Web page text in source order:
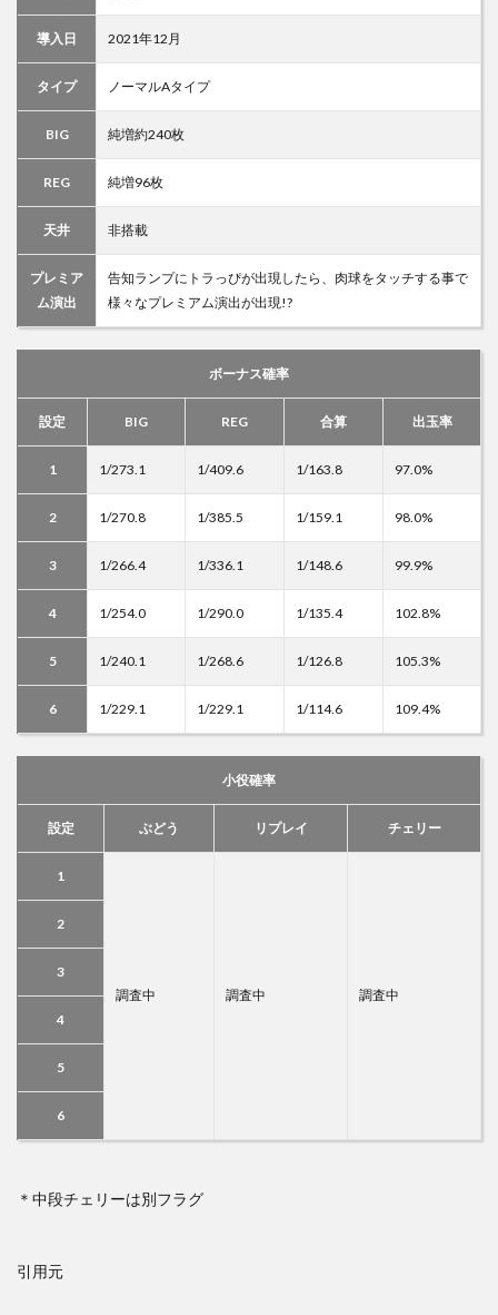
導入日 2021年12月
タイプ ノーマルAタイプ
BIG 純増約240枚
REG 純増96枚
天井 非搭載
プレミア
ム演出
告知ランプにトラっぴが出現したら、肉球をタッチする事で
様々なプレミアム演出が出現!?
ボーナス確率
設定 BIG REG 合算 出玉率
1 1/273.1 1/409.6 1/163.8 97.0%
2 1/270.8 1/385.5 1/159.1 98.0%
3 1/266.4 1/336.1 1/148.6 99.9%
4 1/254.0 1/290.0 1/135.4 102.8%
5 1/240.1 1/268.6 1/126.8 105.3%
6 1/229.1 1/229.1 1/114.6 109.4%
小役確率
設定 ぶどう リプレイ チェリー
1
調査中 調査中 調査中
2
3
4
5
6
＊中段チェリーは別フラグ
引用元